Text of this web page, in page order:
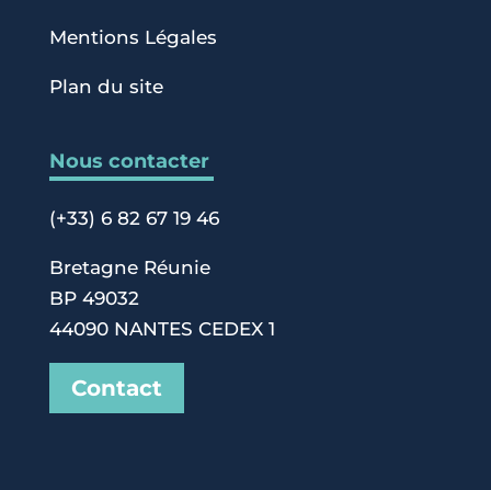
Mentions Légales
Plan du site
Nous contacter
(+33) 6 82 67 19 46
Bretagne Réunie
BP 49032
44090 NANTES CEDEX 1
Contact